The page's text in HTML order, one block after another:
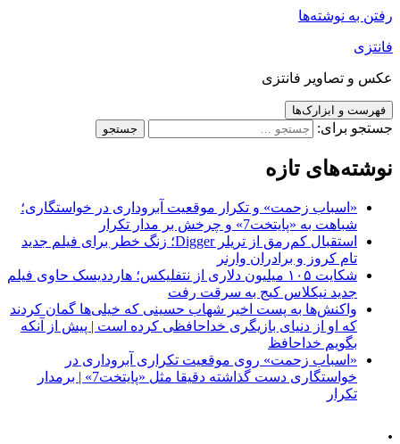
رفتن به نوشته‌ها
فانتزی
عکس و تصاویر فانتزی
فهرست و ابزارک‌ها
جستجو برای:
نوشته‌های تازه
«اسباب زحمت» و تکرار موقعیت آبروداری در خواستگاری؛
شباهت به «پایتخت7» و چرخش بر مدار تکرار
استقبال کم‌رمق از تریلر Digger؛ زنگ خطر برای فیلم جدید
تام کروز و برادران وارنر
شکایت ۱۰۵ میلیون دلاری از نتفلیکس؛ هارددیسک حاوی فیلم
جدید نیکلاس کیج به سرقت رفت
واکنش‌ها به پست اخیر شهاب حسینی که خیلی‌ها گمان کردند
که او از دنیای بازیگری خداحافظی کرده است | پیش از آنکه
بگویم خداحافظ
«اسباب زحمت» روی موقعیت تکراری آبروداری در
خواستگاری دست گذاشته دقیقا مثل «پایتخت7» | برمدار
تکرار
.